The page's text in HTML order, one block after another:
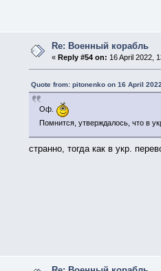
Re: Военный корабль
« Reply #54 on: 16 April 2022,
Quote from: pitonenko on 16 April
Оф.
Помнится, утверждалось, что в
странно, тогда как в укр.